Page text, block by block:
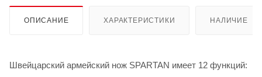
ОПИСАНИЕ ХАРАКТЕРИСТИКИ НАЛИЧИЕ
Швейцарский армейский нож SPARTAN имеет 12 функций: